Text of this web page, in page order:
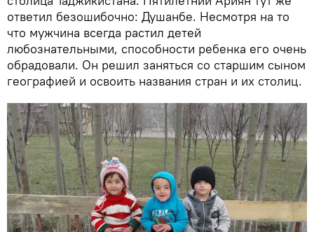
ответил безошибочно: Душанбе. Несмотря на то
что мужчина всегда растил детей
любознательными, способности ребенка его очень
обрадовали. Он решил заняться со старшим сыном
географией и освоить названия стран и их столиц.